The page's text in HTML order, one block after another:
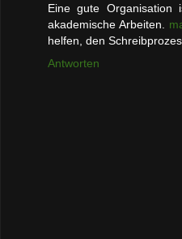
Eine gute Organisation
akademische Arbeiten.
helfen, den
Antworten